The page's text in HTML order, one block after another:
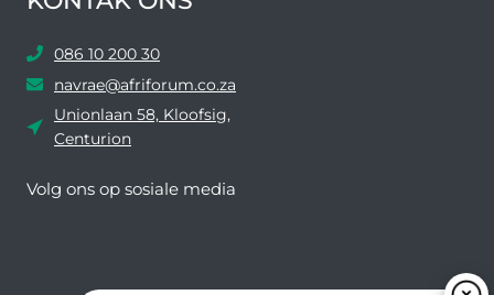
086 10 200 30
navrae@afriforum.co.za
Unionlaan 58, Kloofsig,
Centurion
Volg ons ​​op sosiale media